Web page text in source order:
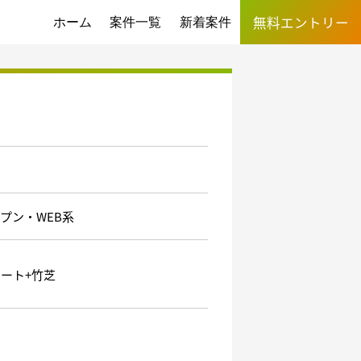
無料エントリー
ホーム 案件一覧 新着案件
ン・WEB系
ト+竹芝